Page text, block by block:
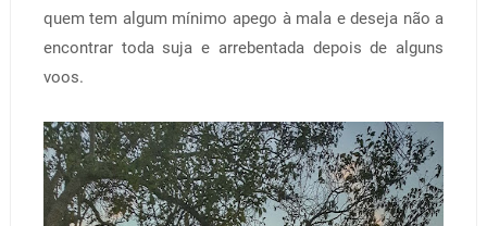
quem tem algum mínimo apego à mala e deseja não a
encontrar toda suja e arrebentada depois de alguns
voos.